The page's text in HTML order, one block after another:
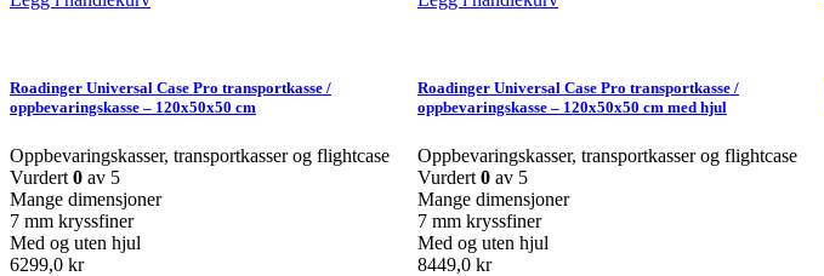
Roadinger Universal Case Pro transportkasse /
oppbevaringskasse – 120x50x50 cm
Oppbevaringskasser, transportkasser og flightcase
Vurdert 0 av 5
Mange dimensjoner
7 mm kryssfiner
Med og uten hjul
6299,0 kr
Roadinger Universal Case Pro transportkasse /
oppbevaringskasse – 120x50x50 cm med hjul
Oppbevaringskasser, transportkasser og flightcase
Vurdert 0 av 5
Mange dimensjoner
7 mm kryssfiner
Med og uten hjul
8449,0 kr